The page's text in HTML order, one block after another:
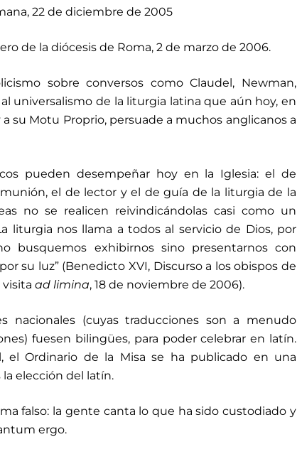
22 de diciembre de 2005
de la diócesis de Roma, 2 de marzo de 2006.
sobre conversos como Claudel, Newman,
universalismo de la liturgia latina que aún hoy, en
su Motu Proprio, persuade a muchos anglicanos a
pueden desempeñar hoy en la Iglesia: el de
el de lector y el de guía de la liturgia de la
no se realicen reivindicándolas casi como un
liturgia nos llama a todos al servicio de Dios, por
busquemos exhibirnos sino presentarnos con
su luz” (Benedicto XVI, Discurso a los obispos de
visita ad limina, 18 de noviembre de 2006).
nacionales (cuyas traducciones son a menudo
fuesen bilingües, para poder celebrar en latín.
el Ordinario de la Misa se ha publicado en una
elección del latín.
falso: la gente canta lo que ha sido custodiado y
ergo.